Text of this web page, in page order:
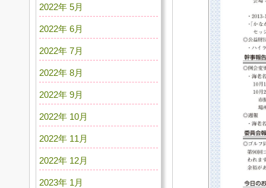
2022年 5月
2022年 6月
2022年 7月
2022年 8月
2022年 9月
2022年 10月
2022年 11月
2022年 12月
2023年 1月